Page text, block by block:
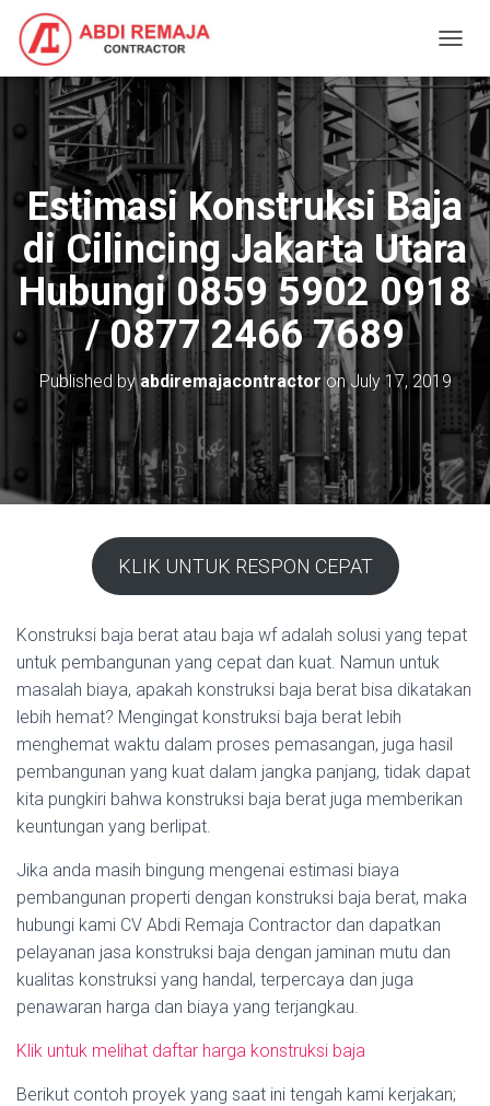
O
N
A
V
I
G
A
T
Estimasi Konstruksi Baja
di Cilincing Jakarta Utara
Hubungi 0859 5902 0918
/ 0877 2466 7689
Published byabdiremajacontractoronJuly 17, 2019
KLIK UNTUK RESPON CEPAT
Konstruksi baja berat atau baja wf adalah solusi yang tepat
untuk pembangunan yang cepat dan kuat. Namun untuk
masalah biaya, apakah konstruksi baja berat bisa dikatakan
lebih hemat? Mengingat konstruksi baja berat lebih
menghemat waktu dalam proses pemasangan, juga hasil
pembangunan yang kuat dalam jangka panjang, tidak dapat
kita pungkiri bahwa konstruksi baja berat juga memberikan
keuntungan yang berlipat.
Jika anda masih bingung mengenai estimasi biaya
pembangunan properti dengan konstruksi baja berat, maka
hubungi kami CV Abdi Remaja Contractor dan dapatkan
pelayanan jasa konstruksi baja dengan jaminan mutu dan
kualitas konstruksi yang handal, terpercaya dan juga
penawaran harga dan biaya yang terjangkau.
Klik untuk melihat daftar harga konstruksi baja
Berikut contoh proyek yang saat ini tengah kami kerjakan;